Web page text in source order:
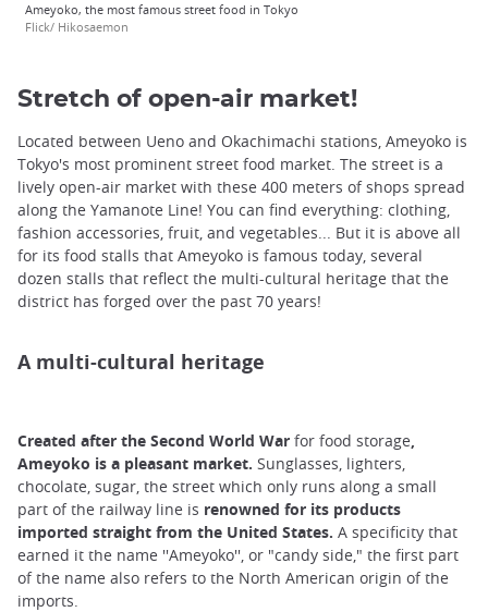
Ameyoko, the most famous street food in Tokyo
Flick/ Hikosaemon
Stretch of open-air market!
Located between Ueno and Okachimachi stations, Ameyoko is
Tokyo's most prominent street food market. The street is a
lively open-air market with these 400 meters of shops spread
along the Yamanote Line! You can find everything: clothing,
fashion accessories, fruit, and vegetables... But it is above all
for its food stalls that Ameyoko is famous today, several
dozen stalls that reflect the multi-cultural heritage that the
district has forged over the past 70 years!
A multi-cultural heritage
Created after the Second World War for food storage
Ameyoko is a pleasant market. Sunglasses, lighters,
chocolate, sugar, the street which only runs along a small
part of the railway line is renowned for its products
imported straight from the United States. A specificity that
earned it the name ''Ameyoko'', or "candy side," the first part
of the name also refers to the North American origin of the
imports.